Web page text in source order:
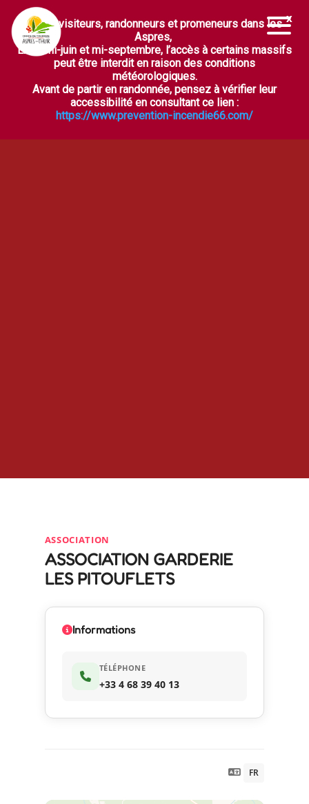
Ouvrir la barre d’outils
ASSOCIATION
ASSOCIATION GARDERIE
LES PITOUFLETS
FR
Informations
TÉLÉPHONE
+33 4 68 39 40 13
Chers visiteurs, randonneurs et promeneurs dans les
Aspres,
Entre mi-juin et mi-septembre, l’accès à certains massifs
peut être interdit en raison des conditions
météorologiques.
Avant de partir en randonnée, pensez à vérifier leur
accessibilité en consultant ce lien :
https://www.prevention-incendie66.com/